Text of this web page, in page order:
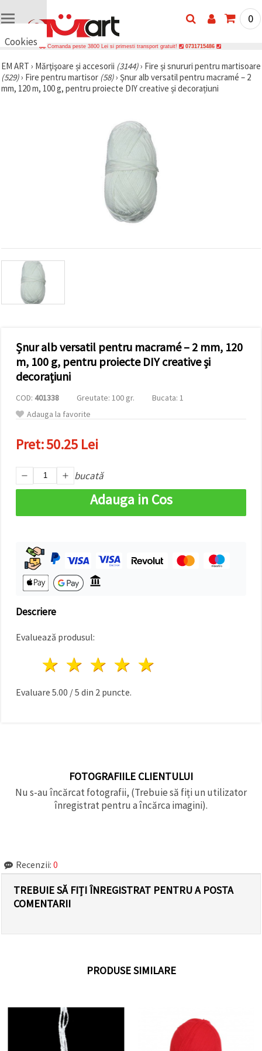
Cookies
vrem să vă
oferim
câteva
cookie -uri.
vizitele.
Puteți fi de
acord să
utilizați
toate
site!" Sau să
vă indicați
preferințele
în setări
selectând
cookie -uri
dat și
făcând clic
"Salvați"
Аcceptati
toate!
0
Comanda peste 3800 Lei si primesti transport gratuit! 0731715486
EM ART › Mărţişoare și accesorii (3144)› Fire și snururi pentru martisoare
(529)› Fire pentru martisor (58)› Șnur alb versatil pentru macramé – 2
mm, 120 m, 100 g, pentru proiecte DIY creative și decorațiuni
Șnur alb versatil pentru macramé – 2 mm, 120
m, 100 g, pentru proiecte DIY creative și
decorațiuni
COD: 401338 Greutate: 100 gr.
Bucata: 1
Adauga la favorite
Pret:50.25 Lei
bucată
Adauga in Cos
Descriere
Evaluează produsul:
4 stele
3 stele
2 stele
1 stea
Evaluare 5.00 /5 din 2 puncte.
FOTOGRAFIILE CLIENTULUI
Nu s-au încărcat fotografii, (Trebuie să fiți un utilizator
înregistrat pentru a încărca imagini).
Recenzii: 0
TREBUIE SĂ FIȚI ÎNREGISTRAT PENTRU A POSTA
COMENTARII
PRODUSE SIMILARE